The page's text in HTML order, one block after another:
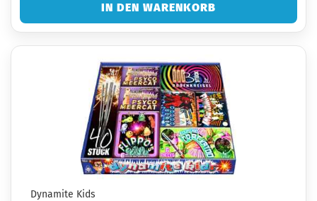
IN DEN WARENKORB
Dynamite Kids